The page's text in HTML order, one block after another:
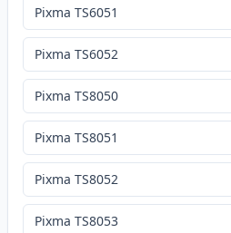
Pixma TS6051
Pixma TS6052
Pixma TS8050
Pixma TS8051
Pixma TS8052
Pixma TS8053